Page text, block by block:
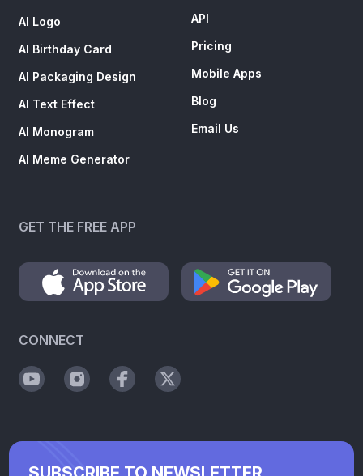
AI Logo
AI Birthday Card
AI Packaging Design
AI Text Effect
AI Monogram
AI Meme Generator
API
Pricing
Mobile Apps
Blog
Email Us
GET THE FREE APP
CONNECT